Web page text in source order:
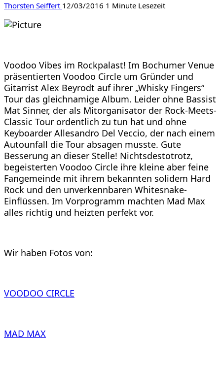
Thorsten Seiffert 12/03/2016 1 Minute Lesezeit
Voodoo Vibes im Rockpalast! Im Bochumer Venue
präsentierten Voodoo Circle um Gründer und
Gitarrist Alex Beyrodt auf ihrer „Whisky Fingers“
Tour das gleichnamige Album. Leider ohne Bassist
Mat Sinner, der als Mitorganisator der Rock-Meets-
Classic Tour ordentlich zu tun hat und ohne
Keyboarder Allesandro Del Veccio, der nach einem
Autounfall die Tour absagen musste. Gute
Besserung an dieser Stelle! Nichtsdestotrotz,
begeisterten Voodoo Circle ihre kleine aber feine
Fangemeinde mit ihrem bekannten solidem Hard
Rock und den unverkennbaren Whitesnake-
Einflüssen. Im Vorprogramm machten Mad Max
alles richtig und heizten perfekt vor.
Wir haben Fotos von:
VOODOO CIRCLE
MAD MAX